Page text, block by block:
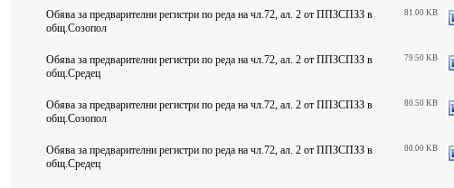
Обява за предварителни регистри по реда на чл.72, ал. 2 от ППЗСПЗЗ в
общ.Созопол
81.00 KB
Обява за предварителни регистри по реда на чл.72, ал. 2 от ППЗСПЗЗ в
общ.Средец
79.50 KB
Обява за предварителни регистри по реда на чл.72, ал. 2 от ППЗСПЗЗ в
общ.Созопол
80.50 KB
Обява за предварителни регистри по реда на чл.72, ал. 2 от ППЗСПЗЗ в
общ.Средец
80.00 KB